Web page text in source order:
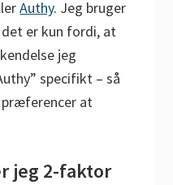
Authy. Jeg bruger
er kun fordi, at
jeg
specifikt – så
at
jeg 2-faktor